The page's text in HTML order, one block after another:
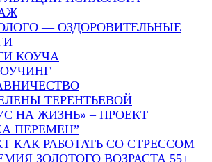
— ОЗДОРОВИТЕЛЬНЫЕ
КОУЧА
ТЕРЕНТЬЕВОЙ
НА ЖИЗНЬ» – ПРОЕКТ
ПЕРЕМЕН”
КАК РАБОТАТЬ СО СТРЕССОМ
ЗОЛОТОГО ВОЗРАСТА 55+